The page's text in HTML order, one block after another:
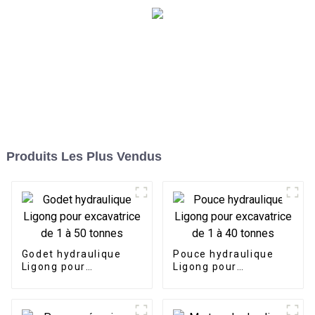
Produits Les Plus Vendus
Godet hydraulique
Ligong pour
Pouce hydraulique
Ligong pour